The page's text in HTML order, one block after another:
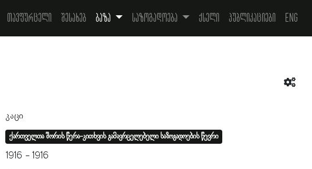
თავფურცელი შესახებ ბაზა საზოგადოება ქსელი პუბლიკაციები Eng
კაცი
ქართველთა შორის წერა-კითხვის გამავრცელებელი საზოგადოების წევრი
1916
1916